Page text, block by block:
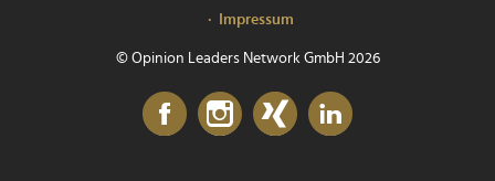
Impressum
© Opinion Leaders Network GmbH 2026